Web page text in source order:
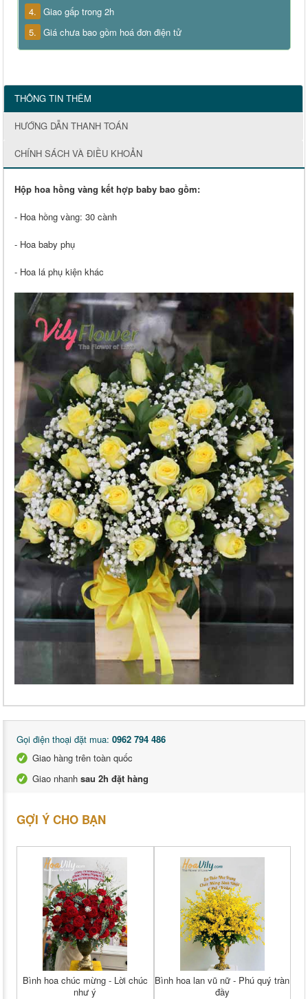
4. Giao gấp trong 2h
5. Giá chưa bao gồm hoá đơn điện tử
THÔNG TIN THÊM
HƯỚNG DẪN THANH TOÁN
CHÍNH SÁCH VÀ ĐIỀU KHOẢN
Hộp hoa hồng vàng kết hợp baby bao gồm:
- Hoa hồng vàng: 30 cành
- Hoa baby phụ
- Hoa lá phụ kiện khác
Gọi điện thoại đặt mua: 0962 794 486
Giao hàng trên toàn quốc
Giao nhanh sau 2h đặt hàng
GỢI Ý CHO BẠN
Bình hoa chúc mừng - Lời chúc
như ý
Bình hoa lan vũ nữ - Phú quý tràn
đầy